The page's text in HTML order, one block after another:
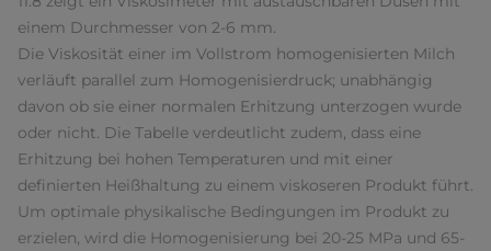
einem Durchmesser von 2-6 mm.
Die Viskosität einer im Vollstrom homogenisierten Milch
verläuft parallel zum Homogenisierdruck; unabhängig
davon ob sie einer normalen Erhitzung unterzogen wurde
oder nicht. Die Tabelle verdeutlicht zudem, dass eine
Erhitzung bei hohen Temperaturen und mit einer
definierten Heißhaltung zu einem viskoseren Produkt führt.
Um optimale physikalische Bedingungen im Produkt zu
erzielen, wird die Homogenisierung bei 20-25 MPa und 65-